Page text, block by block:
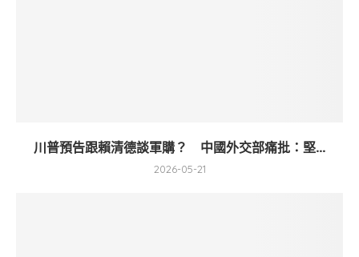
川普預告跟賴清德談軍購？ 中國外交部痛批：堅...
2026-05-21